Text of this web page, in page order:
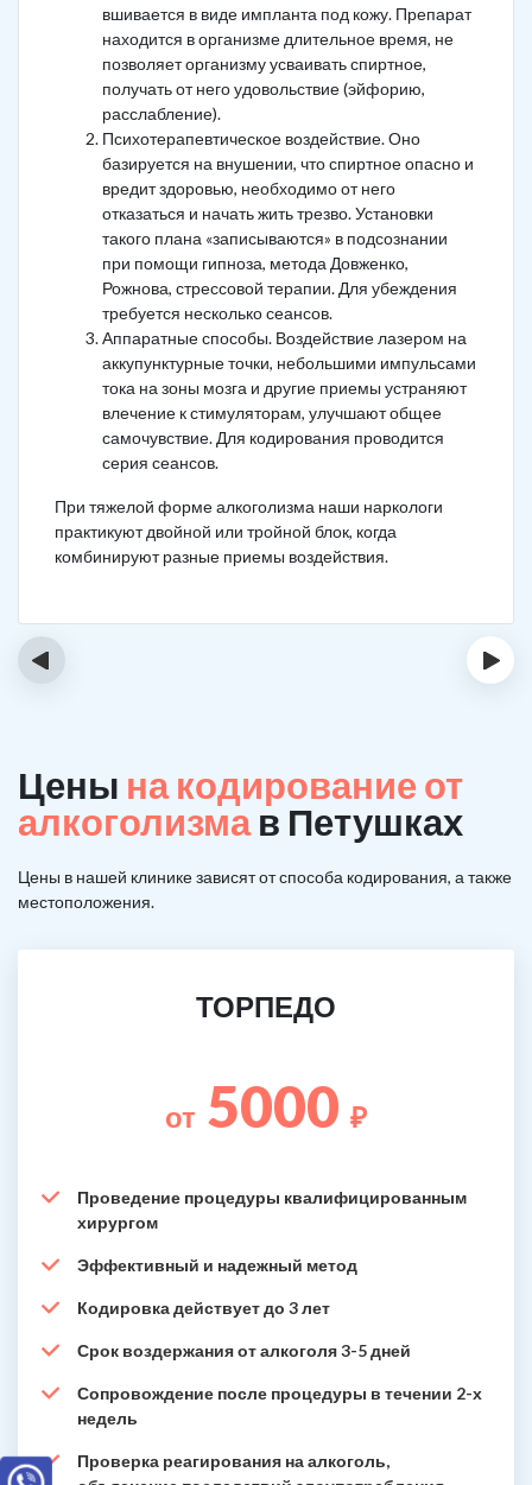
вшивается в виде импланта под кожу. Препарат
находится в организме длительное время, не
позволяет организму усваивать спиртное,
получать от него удовольствие (эйфорию,
расслабление).
Психотерапевтическое воздействие. Оно
базируется на внушении, что спиртное опасно и
вредит здоровью, необходимо от него
отказаться и начать жить трезво. Установки
такого плана «записываются» в подсознании
при помощи гипноза, метода Довженко,
Рожнова, стрессовой терапии. Для убеждения
требуется несколько сеансов.
Аппаратные способы. Воздействие лазером на
аккупунктурные точки, небольшими импульсами
тока на зоны мозга и другие приемы устраняют
влечение к стимуляторам, улучшают общее
самочувствие. Для кодирования проводится
серия сеансов.
При тяжелой форме алкоголизма наши наркологи
практикуют двойной или тройной блок, когда
комбинируют разные приемы воздействия.
‹ ›
Цены на кодирование от
алкоголизмав Петушках
Цены в нашей клинике зависят от способа кодирования, а также
местоположения.
ТОРПЕДО
от 5000 ₽
Проведение процедуры квалифицированным
хирургом
Эффективный и надежный метод
Кодировка действует до 3 лет
Срок воздержания от алкоголя 3-5 дней
Сопровождение после процедуры в течении 2-х
недель
Проверка реагирования на алкоголь,